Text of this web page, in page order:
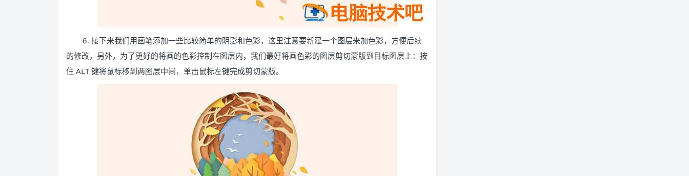
6. 接下来我们用画笔添加一些比较简单的阴影和色彩，这里注意要新建一个图层来加色彩，方便后续
的修改，另外，为了更好的将画的色彩控制在图层内，我们最好将画色彩的图层剪切蒙版到目标图层上：按
住 ALT 键将鼠标移到两图层中间，单击鼠标左键完成剪切蒙版。